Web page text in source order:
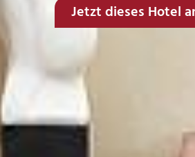
Jetzt dieses Hotel